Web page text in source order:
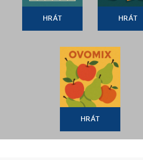
HRÁT HRÁT
HRÁT